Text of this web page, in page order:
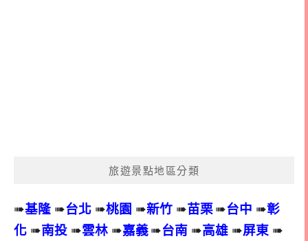
旅遊景點地區分類
➠基隆 ➠台北 ➠桃園 ➠新竹 ➠苗栗➠台中 ➠彰
化 ➠南投 ➠雲林 ➠嘉義➠台南 ➠高雄 ➠屏東 ➠